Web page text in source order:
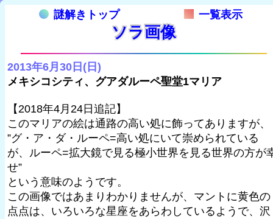
謎解きトップ 一覧表示
ソラ画像
2013年6月30日(日)
メキシコシティ、グアダルーペ聖堂1マリア
【2018年4月24日追記】
このマリアの絵は通路の高い処に飾ってありますが、
”グ・ア・ダ・ルーペ=高い処にいて崇められている
が、ルーペ=拡大鏡で見る極小世界を見る世界の方が
せ”
という意味のようです。
この画像ではあまりわかりませんが、マントに黄色の
点点は、いろいろな星座をあらわしているようで、沢